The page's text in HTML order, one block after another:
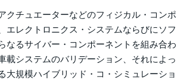
クチュエーターなどのフィジカル・コンポ
エレクトロニクス・システムならびにソフ
なるサイバー・コンポーネントを組み合わ
載システムのバリデーション、それによっ
大規模ハイブリッド・コ・シミュレーショ